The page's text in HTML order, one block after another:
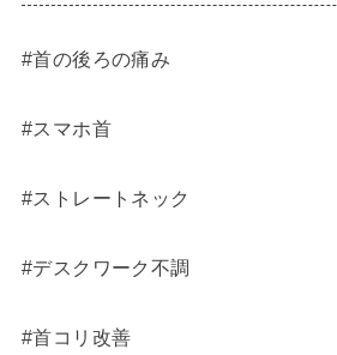
#首の後ろの痛み
#スマホ首
#ストレートネック
#デスクワーク不調
#首コリ改善